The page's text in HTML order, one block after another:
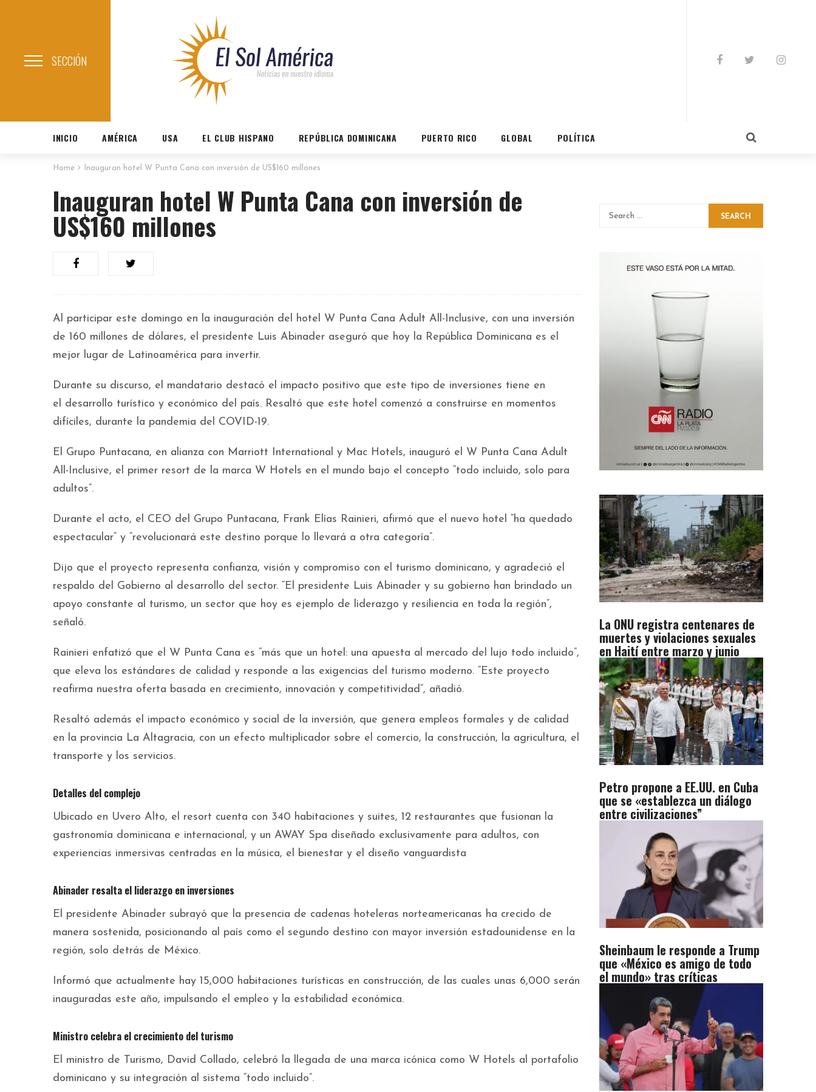
SECCIÓN
INICIO AMÉRICA USA EL CLUB HISPANO REPÚBLICA DOMINICANA PUERTO RICO GLOBAL POLÍTICA
Home Inauguran hotel W Punta Cana con inversión de US$160 millones
Inauguran hotel W Punta Cana con inversión de
US$160 millones
Al participar este domingo en la inauguración del hotel W Punta Cana Adult All-Inclusive, con una inversión
de 160 millones de dólares, el presidente Luis Abinader aseguró que hoy la República Dominicana es el
mejor lugar de Latinoamérica para invertir.
Durante su discurso, el mandatario destacó el impacto positivo que este tipo de inversiones tiene en
el desarrollo turístico y económico del país. Resaltó que este hotel comenzó a construirse en momentos
difíciles, durante la pandemia del COVID-19.
El Grupo Puntacana, en alianza con Marriott International y Mac Hotels, inauguró el W Punta Cana Adult
All-Inclusive, el primer resort de la marca W Hotels en el mundo bajo el concepto “todo incluido, solo para
adultos”.
Durante el acto, el CEO del Grupo Puntacana, Frank Elías Rainieri, afirmó que el nuevo hotel “ha quedado
espectacular” y “revolucionará este destino porque lo llevará a otra categoría”.
Dijo que el proyecto representa confianza, visión y compromiso con el turismo dominicano, y agradeció el
respaldo del Gobierno al desarrollo del sector. “El presidente Luis Abinader y su gobierno han brindado un
apoyo constante al turismo, un sector que hoy es ejemplo de liderazgo y resiliencia en toda la región”,
señaló.
Rainieri enfatizó que el W Punta Cana es “más que un hotel: una apuesta al mercado del lujo todo incluido”,
que eleva los estándares de calidad y responde a las exigencias del turismo moderno. “Este proyecto
reafirma nuestra oferta basada en crecimiento, innovación y competitividad”, añadió.
Resaltó además el impacto económico y social de la inversión, que genera empleos formales y de calidad
en la provincia La Altagracia, con un efecto multiplicador sobre el comercio, la construcción, la agricultura, el
transporte y los servicios.
Detalles del complejo
Ubicado en Uvero Alto, el resort cuenta con 340 habitaciones y suites, 12 restaurantes que fusionan la
gastronomía dominicana e internacional, y un AWAY Spa diseñado exclusivamente para adultos, con
experiencias inmersivas centradas en la música, el bienestar y el diseño vanguardista
Abinader resalta el liderazgo en inversiones
El presidente Abinader subrayó que la presencia de cadenas hoteleras norteamericanas ha crecido de
manera sostenida, posicionando al país como el segundo destino con mayor inversión estadounidense en la
región, solo detrás de México.
Informó que actualmente hay 15,000 habitaciones turísticas en construcción, de las cuales unas 6,000 serán
inauguradas este año, impulsando el empleo y la estabilidad económica.
Ministro celebra el crecimiento del turismo
El ministro de Turismo, David Collado, celebró la llegada de una marca icónica como W Hotels al portafolio
dominicano y su integración al sistema “todo incluido”.
SEARCH
La ONU registra centenares de
muertes y violaciones sexuales
en Haití entre marzo y junio
Petro propone a EE.UU. en Cuba
que se «establezca un diálogo
entre civilizaciones”
Sheinbaum le responde a Trump
que «México es amigo de todo
el mundo» tras críticas